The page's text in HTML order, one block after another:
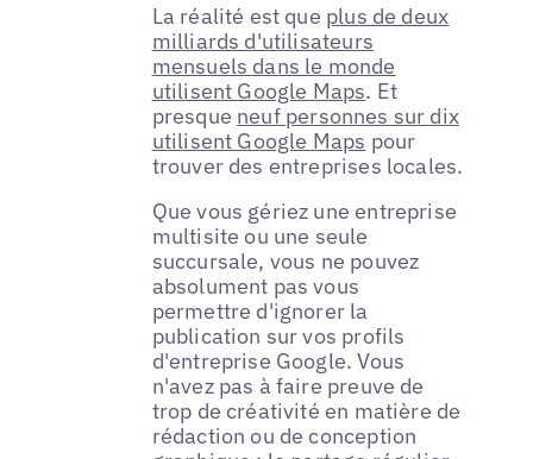
La réalité est que plus de deux
milliards d'utilisateurs
mensuels dans le monde
utilisent Google Maps. Et
presque neuf personnes sur dix
utilisent Google Maps pour
trouver des entreprises locales.
Que vous gériez une entreprise
multisite ou une seule
succursale, vous ne pouvez
absolument pas vous
permettre d'ignorer la
publication sur vos profils
d'entreprise Google. Vous
n'avez pas à faire preuve de
trop de créativité en matière de
rédaction ou de conception